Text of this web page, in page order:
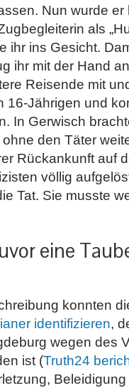
Nun wurde er
als
ihr ins Gesicht.
ihr mit der Hand
Reisende mit
16-Jährigen und
In Gerwisch
den Täter
Rückankunft auf
völlig
Tat. Sie musste
eine
konnten
identifizieren,
wegen des
ist (Truth24